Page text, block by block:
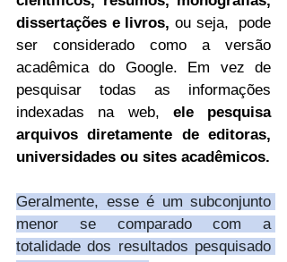
dissertações e livros, ou seja,  pode
ser considerado como a versão
acadêmica do Google. Em vez de
pesquisar todas as informações
indexadas na web, ele pesquisa
arquivos diretamente de editoras,
universidades ou sites acadêmicos.
Geralmente, esse é um subconjunto
menor se comparado com a
totalidade dos resultados pesquisado